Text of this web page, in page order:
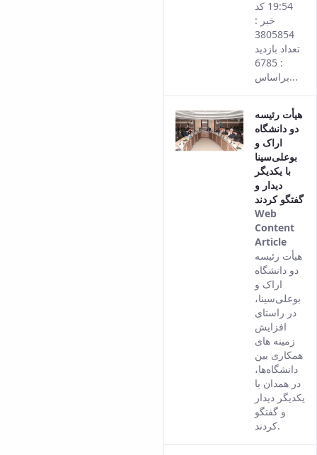
19:54 کد
خبر :
3805854
تعداد بازدید
: 6785
براساس...
هیأت رئیسه
دو دانشگاه
اراک و
بوعلی‌سینا
با یکدیگر
دیدار و
گفتگو کردند
Web
Content
Article
This
from
the
of
هیأت رئیسه
دو دانشگاه
اراک و
بوعلی‌سینا،
در راستای
افزایش
زمینه های
همکاری بین
دانشگاه‌ها،
در همدان با
یکدیگر دیدار
و گفتگو
کردند.